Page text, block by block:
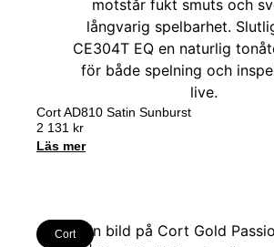
Cort AD810 Satin Sunburst
2 131 kr
Läs mer
Cort